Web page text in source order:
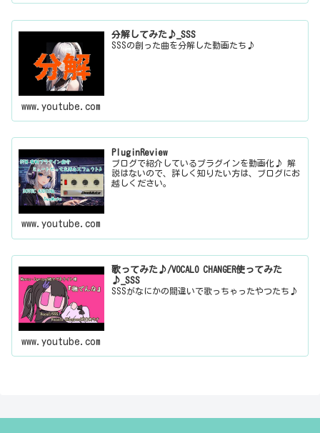
分解してみた♪_SSS
SSSの創った曲を分解した動画たち♪
www.youtube.com
PluginReview
ブログで紹介しているプラグインを動画化♪ 解
説はないので、詳しく知りたい方は、ブログにお
越しください。
www.youtube.com
歌ってみた♪/VOCALO CHANGER使ってみた
♪_SSS
SSSがなにかの間違いで歌っちゃったやつたち♪
www.youtube.com